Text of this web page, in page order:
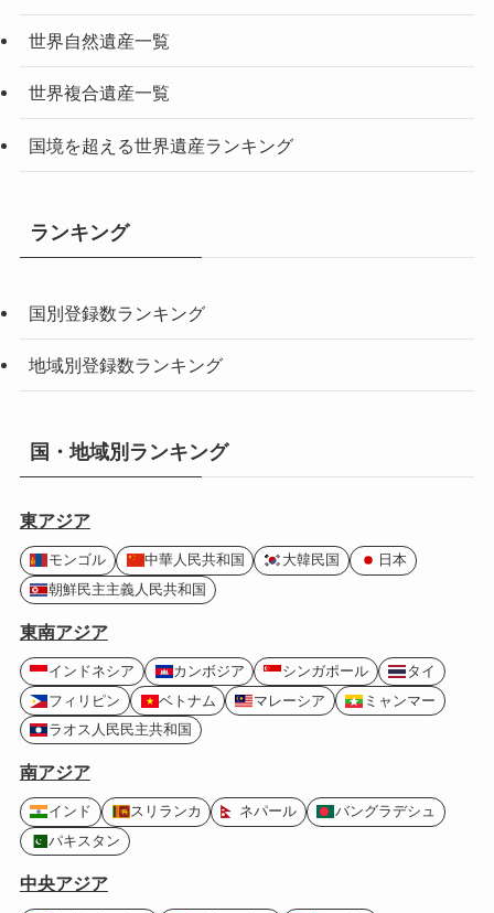
世界自然遺産一覧
世界複合遺産一覧
国境を超える世界遺産ランキング
ランキング
国別登録数ランキング
地域別登録数ランキング
国・地域別ランキング
東アジア
モンゴル 中華人民共和国 大韓民国
日本
朝鮮民主主義人民共和国
東南アジア
インドネシア カンボジア シンガポール
タイ
フィリピン
ベトナム マレーシア
ミャンマー
ラオス人民民主共和国
南アジア
インド スリランカ ネパール
バングラデシュ
パキスタン
中央アジア